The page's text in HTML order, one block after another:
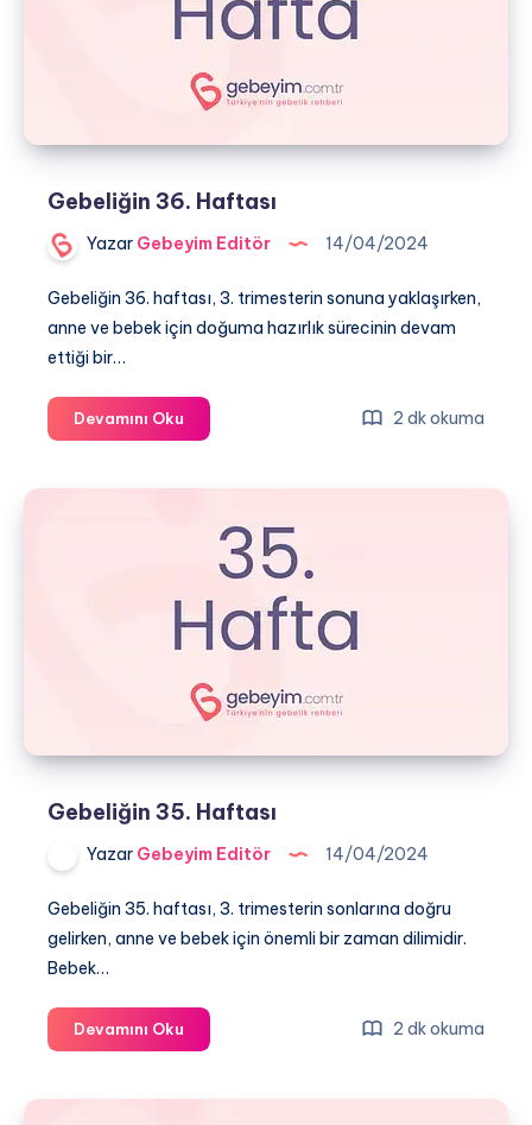
Gebeliğin 36. Haftası
Yazar Gebeyim Editör 14/04/2024
Gebeliğin 36. haftası, 3. trimesterin sonuna yaklaşırken,
anne ve bebek için doğuma hazırlık sürecinin devam
ettiği bir…
Devamını Oku
36.
2 dk okuma
Gebeliğin 35. Haftası
Yazar Gebeyim Editör 14/04/2024
Gebeliğin 35. haftası, 3. trimesterin sonlarına doğru
gelirken, anne ve bebek için önemli bir zaman dilimidir.
Bebek…
Devamını Oku
35.
2 dk okuma